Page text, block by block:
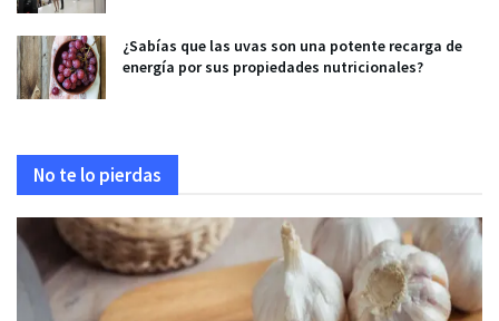
¿Sabías que las uvas son una potente recarga de
energía por sus propiedades nutricionales?
No te lo pierdas